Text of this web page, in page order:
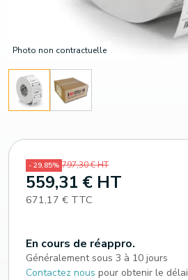
Photo non contractuelle
- 29,85% 797,30 € HT
559,31 € HT
671,17 € TTC
En cours de réappro.
Généralement sous 3 à 10 jours
Contactez nous pour obtenir le délai